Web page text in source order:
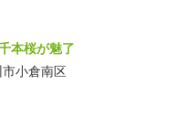
本桜が魅了
小倉南区